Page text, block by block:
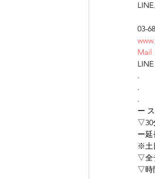
03-
Mail
LINE
.
.
.
ー
▽30
ー延
※土
▽全
▽時